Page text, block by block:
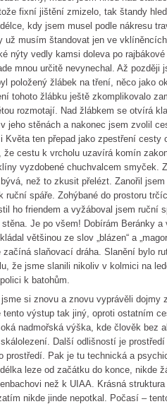
fixní jištění zmizelo, tak štandy
kdy jsem musel podle nákresu
už musím štandovat jen ve
nýty vedly kamsi doleva po
mnou určitě nevynechal. Až
položený žlábek na tření, něco jako
tohoto žlábku ještě zkomplikovalo
rozmotají. Nad žlábkem se otvírá
jeho stěnách a nakonec jsem zvolil
ten přepad jako zpestření cesty
že cestu k vrcholu uzavírá komín
vyzdobené chuchvalcem smyček.
než to zkusit přelézt. Zanořil
ruční spáře. Zohýbané do prostoru
ho friendem a vyžáboval jsem ruční
Je po všem! Dobírám Beránky
většinou ze slov „blázen“ a
slaňovací dráha. Slanění bylo
že jsme slanili nikoliv v kolmici na
k batohům.
znovu a znovu vyprávěli dojmy z
výstup tak jiný, oproti ostatním
nadmořská výška, kde člověk bez
Další odlišností je
prostředí. Pak je tu technická a
leze od začátku do konce, nikde
než k UIAA. Krásná
nikde jinde nepotkal. Počasí –